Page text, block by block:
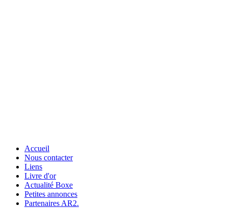
Accueil
Nous contacter
Liens
Livre d'or
Actualité Boxe
Petites annonces
Partenaires AR2.